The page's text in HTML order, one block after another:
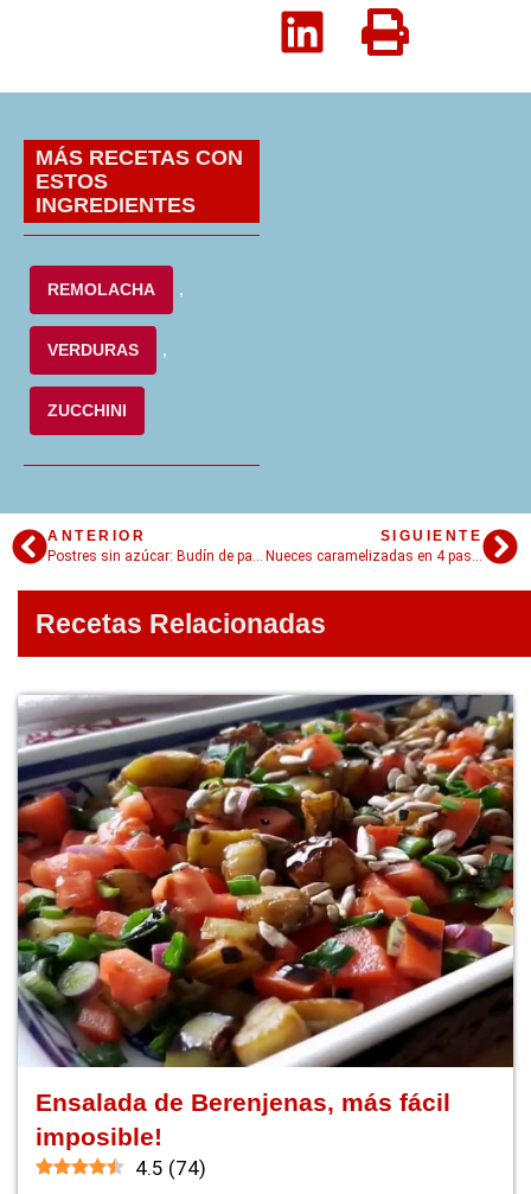
MÁS RECETAS CON
ESTOS
INGREDIENTES
REMOLACHA ,
VERDURAS ,
ZUCCHINI
ANTERIOR
Postres sin azúcar: Budín de pan sin azúcar!
SIGUIENTE
Nueces caramelizadas en 4 pasos!
Recetas Relacionadas
Ensalada de Berenjenas, más fácil
imposible!
4.5 (74)